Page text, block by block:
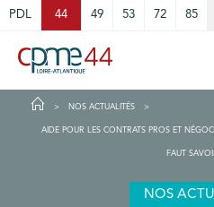
PDL 44 49 53 72 85
NOS ACTUALITÉS
AIDE POUR LES CONTRATS PROS ET
FAUT
NOS
Cookies management panel